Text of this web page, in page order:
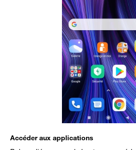
Accéder aux applications